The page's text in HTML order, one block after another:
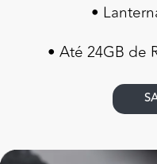
•
• Até 24GB de